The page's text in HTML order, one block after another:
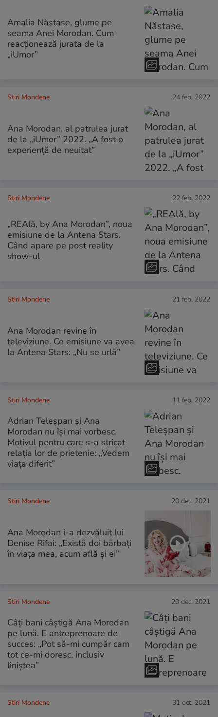
Amalia Năstase, glume pe
seama Anei Morodan. Cum
reacționează jurata de la
„iUmor”
Stiri Mondene 24 feb. 2022
Ana Morodan, al patrulea jurat
de la „iUmor” 2022. „A fost o
experiență de neuitat”
Stiri Mondene 22 feb. 2022
„REAlă, by Ana Morodan”, noua
emisiune de la Antena Stars.
Când apare pe post reality
show-ul
Stiri Mondene 21 feb. 2022
Ana Morodan revine în
televiziune. Ce emisiune va avea
la Antena Stars: „Nu se urlă”
Stiri Mondene 11 feb. 2022
Adrian Teleșpan și Ana
Morodan nu își mai vorbesc.
Motivul pentru care s-a stricat
relația lor de prietenie: „Vedem
viața diferit”
Stiri Mondene 20 dec. 2021
Ana Morodan i-a dezvăluit lui
Denise Rifai: „Există doi bărbați
în viața mea, acum află și ei”
Stiri Mondene 20 dec. 2021
Câți bani câștigă Ana Morodan
pe lună. E antreprenoare de
succes: „Pot să-mi cumpăr cam
tot ce-mi doresc, inclusiv
liniștea”
Stiri Mondene 31 oct. 2021